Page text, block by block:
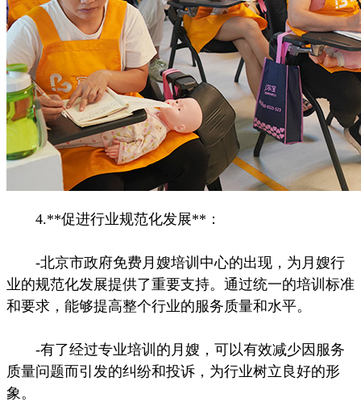
4.**促进行业规范化发展**：
-北京市政府免费月嫂培训中心的出现，为月嫂行
业的规范化发展提供了重要支持。通过统一的培训标准
和要求，能够提高整个行业的服务质量和水平。
-有了经过专业培训的月嫂，可以有效减少因服务
质量问题而引发的纠纷和投诉，为行业树立良好的形
象。